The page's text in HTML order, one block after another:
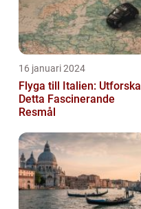
16 januari 2024
Flyga till Italien: Utforska
Detta Fascinerande
Resmål